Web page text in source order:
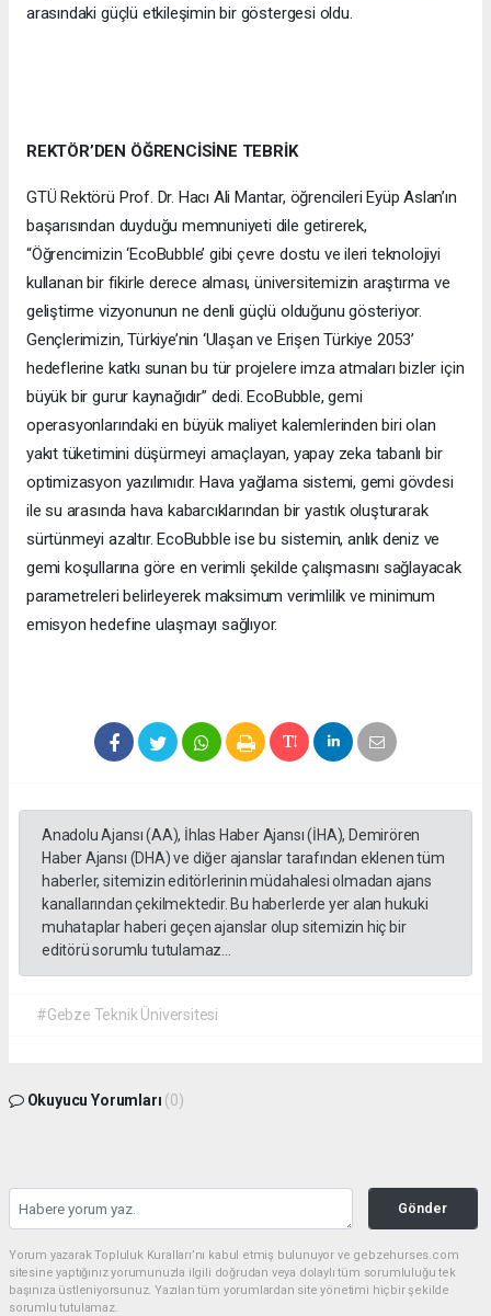
arasındaki güçlü etkileşimin bir göstergesi oldu.
REKTÖR’DEN ÖĞRENCİSİNE TEBRİK
GTÜ Rektörü Prof. Dr. Hacı Ali Mantar, öğrencileri Eyüp Aslan’ın
başarısından duyduğu memnuniyeti dile getirerek,
“Öğrencimizin ‘EcoBubble’ gibi çevre dostu ve ileri teknolojiyi
kullanan bir fikirle derece alması, üniversitemizin araştırma ve
geliştirme vizyonunun ne denli güçlü olduğunu gösteriyor.
Gençlerimizin, Türkiye’nin ‘Ulaşan ve Erişen Türkiye 2053’
hedeflerine katkı sunan bu tür projelere imza atmaları bizler için
büyük bir gurur kaynağıdır” dedi. EcoBubble, gemi
operasyonlarındaki en büyük maliyet kalemlerinden biri olan
yakıt tüketimini düşürmeyi amaçlayan, yapay zeka tabanlı bir
optimizasyon yazılımıdır. Hava yağlama sistemi, gemi gövdesi
ile su arasında hava kabarcıklarından bir yastık oluşturarak
sürtünmeyi azaltır. EcoBubble ise bu sistemin, anlık deniz ve
gemi koşullarına göre en verimli şekilde çalışmasını sağlayacak
parametreleri belirleyerek maksimum verimlilik ve minimum
emisyon hedefine ulaşmayı sağlıyor.
Anadolu Ajansı (AA), İhlas Haber Ajansı (İHA), Demirören
Haber Ajansı (DHA) ve diğer ajanslar tarafından eklenen tüm
haberler, sitemizin editörlerinin müdahalesi olmadan ajans
kanallarından çekilmektedir. Bu haberlerde yer alan hukuki
muhataplar haberi geçen ajanslar olup sitemizin hiç bir
editörü sorumlu tutulamaz...
#Gebze Teknik Üniversitesi
Okuyucu Yorumları (0)
Gönder
Yorum yazarak Topluluk Kuralları’nı kabul etmiş bulunuyor ve gebzehurses.com
sitesine yaptığınız yorumunuzla ilgili doğrudan veya dolaylı tüm sorumluluğu tek
başınıza üstleniyorsunuz. Yazılan tüm yorumlardan site yönetimi hiçbir şekilde
sorumlu tutulamaz.